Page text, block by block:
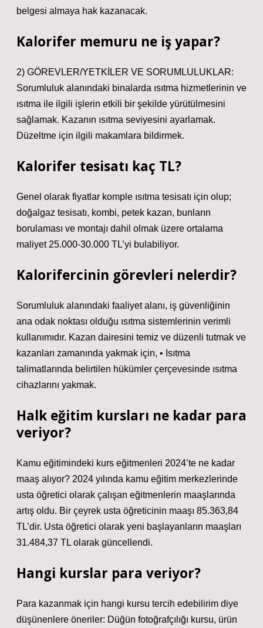
belgesi almaya hak kazanacak.
Kalorifer memuru ne iş yapar?
2) GÖREVLER/YETKİLER VE SORUMLULUKLAR:
Sorumluluk alanındaki binalarda ısıtma hizmetlerinin ve
ısıtma ile ilgili işlerin etkili bir şekilde yürütülmesini
sağlamak. Kazanın ısıtma seviyesini ayarlamak.
Düzeltme için ilgili makamlara bildirmek.
Kalorifer tesisatı kaç TL?
Genel olarak fiyatlar komple ısıtma tesisatı için olup;
doğalgaz tesisatı, kombi, petek kazan, bunların
borulaması ve montajı dahil olmak üzere ortalama
maliyet 25.000-30.000 TL’yi bulabiliyor.
Kalorifercinin görevleri nelerdir?
Sorumluluk alanındaki faaliyet alanı, iş güvenliğinin
ana odak noktası olduğu ısıtma sistemlerinin verimli
kullanımıdır. Kazan dairesini temiz ve düzenli tutmak ve
kazanları zamanında yakmak için, • Isıtma
talimatlarında belirtilen hükümler çerçevesinde ısıtma
cihazlarını yakmak.
Halk eğitim kursları ne kadar para
veriyor?
Kamu eğitimindeki kurs eğitmenleri 2024’te ne kadar
maaş alıyor? 2024 yılında kamu eğitim merkezlerinde
usta öğretici olarak çalışan eğitmenlerin maaşlarında
artış oldu. Bir çeyrek usta öğreticinin maaşı 85.363,84
TL’dir. Usta öğretici olarak yeni başlayanların maaşları
31.484,37 TL olarak güncellendi.
Hangi kurslar para veriyor?
Para kazanmak için hangi kursu tercih edebilirim diye
düşünenlere öneriler: Düğün fotoğrafçılığı kursu, ürün